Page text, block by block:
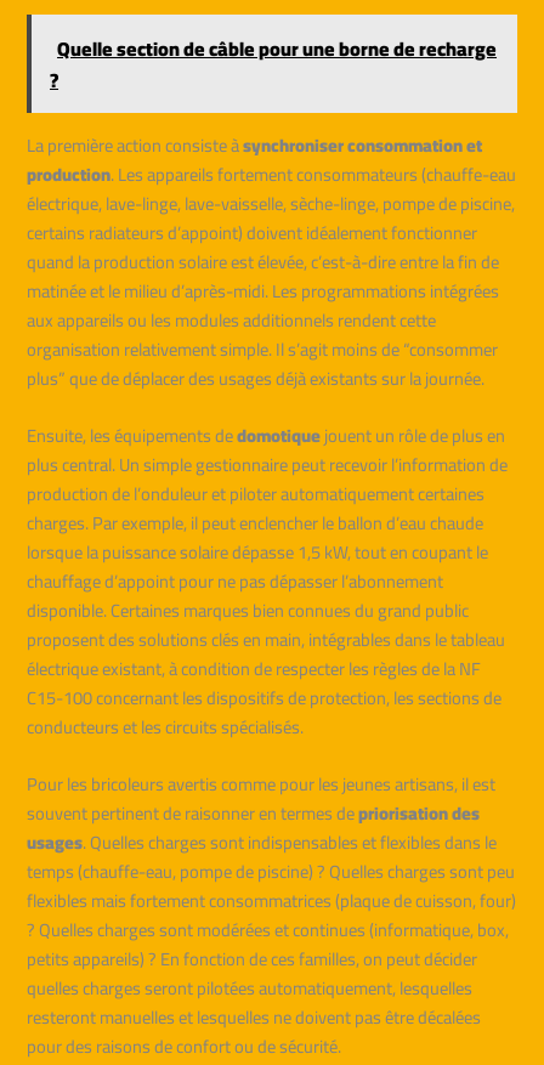
Quelle section de câble pour une borne de recharge
?
La première action consiste àsynchroniser consommation et
production. Les appareils fortement consommateurs (chauffe-eau
électrique, lave-linge, lave-vaisselle, sèche-linge, pompe de piscine,
certains radiateurs d’appoint) doivent idéalement fonctionner
quand la production solaire est élevée, c’est-à-dire entre la fin de
matinée et le milieu d’après-midi. Les programmations intégrées
aux appareils ou les modules additionnels rendent cette
organisation relativement simple. Il s’agit moins de “consommer
plus” que de déplacer des usages déjà existants sur la journée.
Ensuite, les équipements dedomotiquejouent un rôle de plus en
plus central. Un simple gestionnaire peut recevoir l’information de
production de l’onduleur et piloter automatiquement certaines
charges. Par exemple, il peut enclencher le ballon d’eau chaude
lorsque la puissance solaire dépasse 1,5 kW, tout en coupant le
chauffage d’appoint pour ne pas dépasser l’abonnement
disponible. Certaines marques bien connues du grand public
proposent des solutions clés en main, intégrables dans le tableau
électrique existant, à condition de respecter les règles de la NF
C15-100 concernant les dispositifs de protection, les sections de
conducteurs et les circuits spécialisés.
Pour les bricoleurs avertis comme pour les jeunes artisans, il est
souvent pertinent de raisonner en termes depriorisation des
usages. Quelles charges sont indispensables et flexibles dans le
temps (chauffe-eau, pompe de piscine) ? Quelles charges sont peu
flexibles mais fortement consommatrices (plaque de cuisson, four)
? Quelles charges sont modérées et continues (informatique, box,
petits appareils) ? En fonction de ces familles, on peut décider
quelles charges seront pilotées automatiquement, lesquelles
resteront manuelles et lesquelles ne doivent pas être décalées
pour des raisons de confort ou de sécurité.